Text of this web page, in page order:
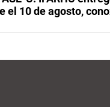
el 10 de agosto,